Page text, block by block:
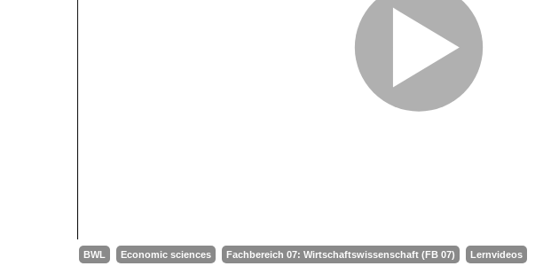
BWL Economic sciences Fachbereich 07: Wirtschaftswissenschaft (FB 07) Lernvideos